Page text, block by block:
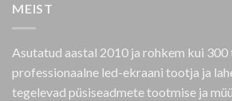
MEIST
Asutatud aastal 2010 ja rohkem kui
professionaalne led-ekraani tootja ja
tegelevad püsiseadmete tootmise ja